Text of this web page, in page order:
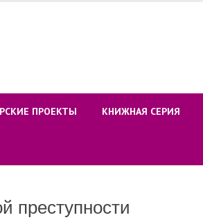
ПРОЕКТЫ КНИЖНАЯ СЕРИЯ
преступности